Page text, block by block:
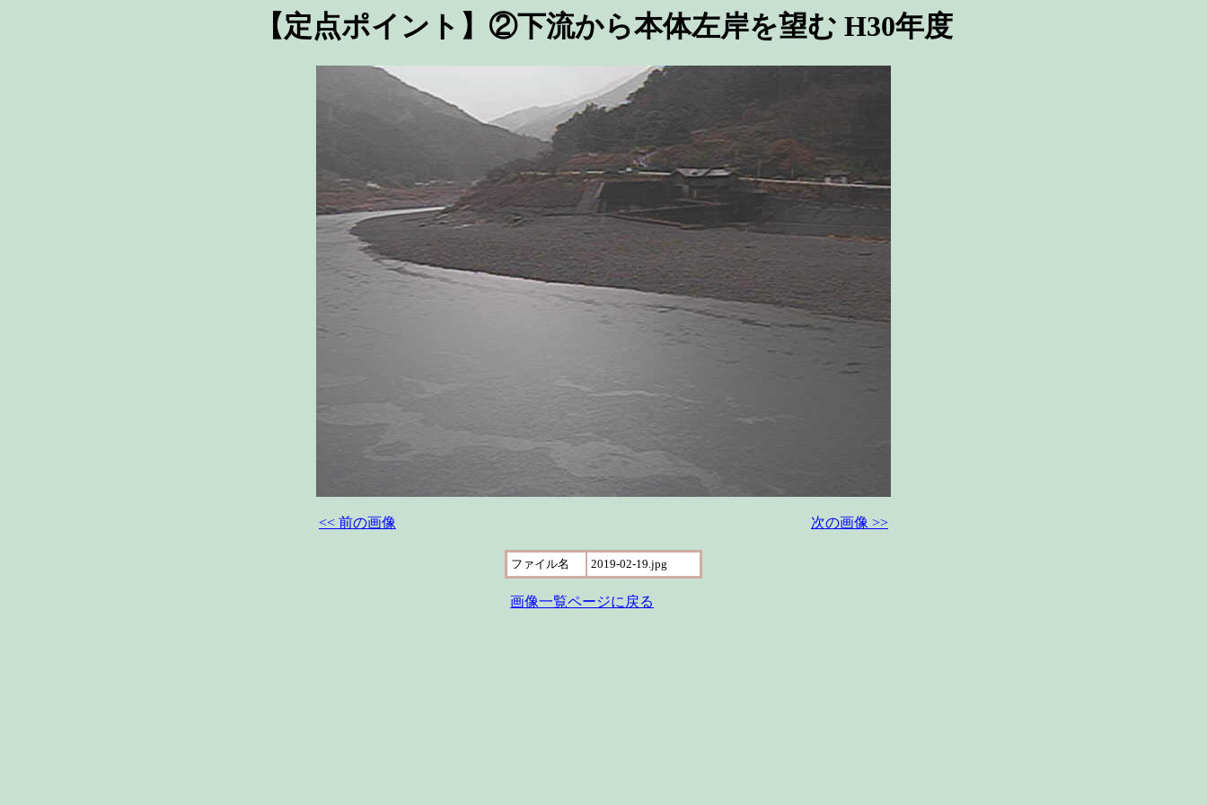
【定点ポイント】②下流から本体左岸を望む H30年度
<< 前の画像 次の画像 >>
ファイル名 2019-02-19.jpg
画像一覧ページに戻る